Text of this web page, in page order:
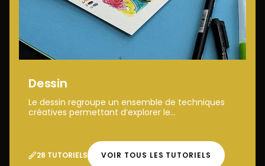
Dessin
Le dessin regroupe un ensemble de techniques
créatives permettant d’explorer le...
28 TUTORIELS VOIR TOUS LES TUTORIELS